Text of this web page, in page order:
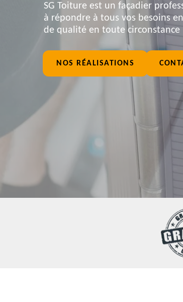
SG Toiture est un façadier
à répondre à tous vos besoins
de qualité en toute circonstance
NOS RÉALISATIONS